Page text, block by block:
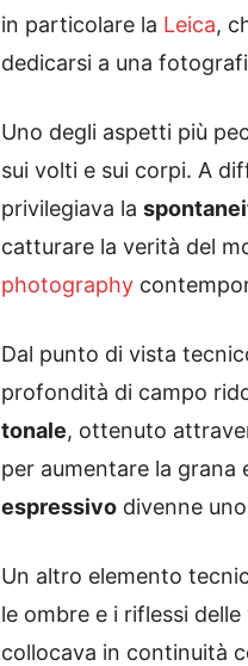
in particolare la Leica,
dedicarsi a una
Uno degli aspetti più
sui volti e sui corpi. A
privilegiava la
catturare la verità del
photography
Dal punto di vista
profondità di campo
tonale, ottenuto
per aumentare la grana
espressivo divenne
Un altro elemento
le ombre e i riflessi
collocava in continuità